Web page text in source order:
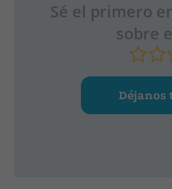
Sé el primero
sobre